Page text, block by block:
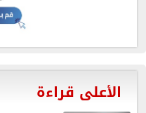
الأعلى قراءة